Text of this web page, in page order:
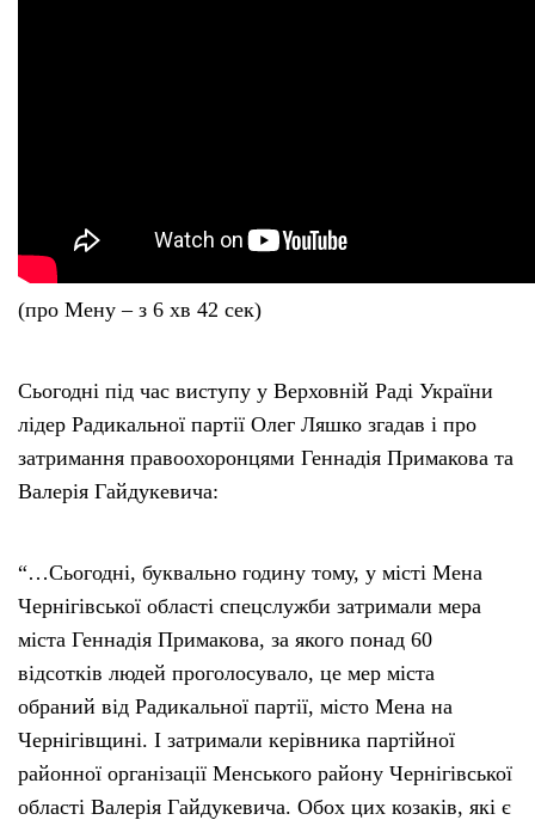
(про Мену – з 6 хв 42 сек)
Сьогодні під час виступу у Верховній Раді України
лідер Радикальної партії Олег Ляшко згадав і про
затримання правоохоронцями Геннадія Примакова та
Валерія Гайдукевича:
“…Сьогодні, буквально годину тому, у місті Мена
Чернігівської області спецслужби затримали мера
міста Геннадія Примакова, за якого понад 60
відсотків людей проголосувало, це мер міста
обраний від Радикальної партії, місто Мена на
Чернігівщині. І затримали керівника партійної
районної організації Менського району Чернігівської
області Валерія Гайдукевича. Обох цих козаків, які є